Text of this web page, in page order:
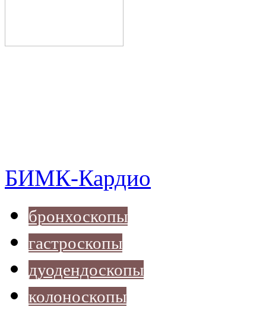
БИМК-Кардио
бронхоскопы
гастроскопы
дуодендоскопы
колоноскопы